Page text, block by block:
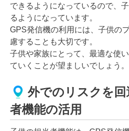
できるようになっているので、
るようになっています。
GPS発信機の利用には、子供の
慮することも大切です。
子供や家族にとって、最適な使
ていくことが望ましいでしょう。
外でのリスクを回
者機能の活用